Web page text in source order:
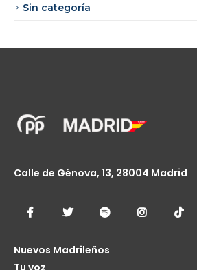
Sin categoría
Calle de Génova, 13, 28004 Madrid
Nuevos Madrileños